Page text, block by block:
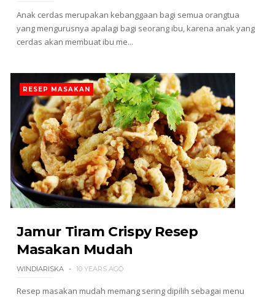
Anak cerdas merupakan kebanggaan bagi semua orangtua
yang mengurusnya apalagi bagi seorang ibu, karena anak yang
cerdas akan membuat ibu me...
RESEP MASAKAN
Jamur Tiram Crispy Resep
Masakan Mudah
WINDIARISKA 10 YEARS AGO
Resep masakan mudah memang sering dipilih sebagai menu